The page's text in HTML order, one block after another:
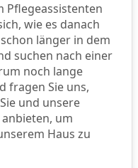
Pflegeassistenten
wie es danach
länger in dem
suchen nach einer
noch lange
fragen Sie uns,
und unsere
um
Haus zu